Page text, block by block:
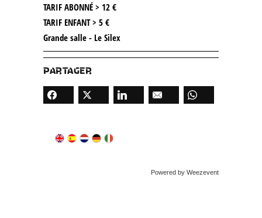
TARIF ABONNÉ > 12 €
TARIF ENFANT > 5 €
Grande salle - Le Silex
PARTAGER
Powered by Weezevent